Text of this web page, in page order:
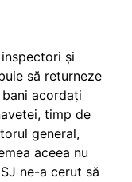
și
să returneze
acordați
timp de
general,
aceea nu
ne-a cerut să